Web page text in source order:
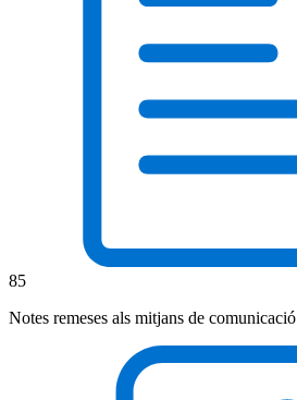
85
Notes remeses als mitjans de comunicació